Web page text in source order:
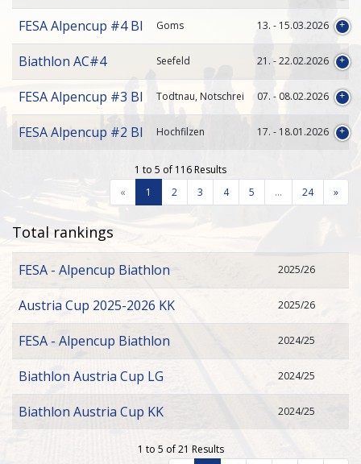
FESA Alpencup #4 BI Goms 13. - 15.03.2026
Biathlon AC#4 Seefeld 21. - 22.02.2026
FESA Alpencup #3 BI Todtnau, Notschrei 07. - 08.02.2026
FESA Alpencup #2 BI Hochfilzen 17. - 18.01.2026
1 to 5 of 116 Results
«
1 2 3 4 5 … 24 »
Total rankings
FESA - Alpencup Biathlon 2025/26
Austria Cup 2025-2026 KK 2025/26
FESA - Alpencup Biathlon 2024/25
Biathlon Austria Cup LG 2024/25
Biathlon Austria Cup KK 2024/25
1 to 5 of 21 Results